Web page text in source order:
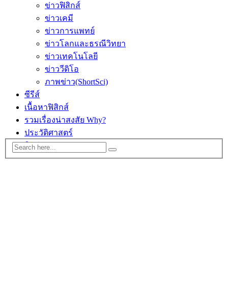
ข่าวฟิสิกส์
ข่าวเคมี
ข่าวการแพทย์
ข่าวโลกและธรณีวิทยา
ข่าวเทคโนโลยี
ข่าววีดิโอ
ภาพข่าว(ShortSci)
ซีรีส์
เนื้อหาฟิสิกส์
รวมเรื่องน่าสงสัย Why?
ประวัติศาสตร์
ติดต่อ